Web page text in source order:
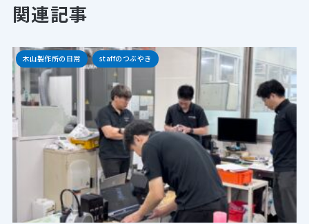
関連記事
木山製作所の日常 staffのつぶやき